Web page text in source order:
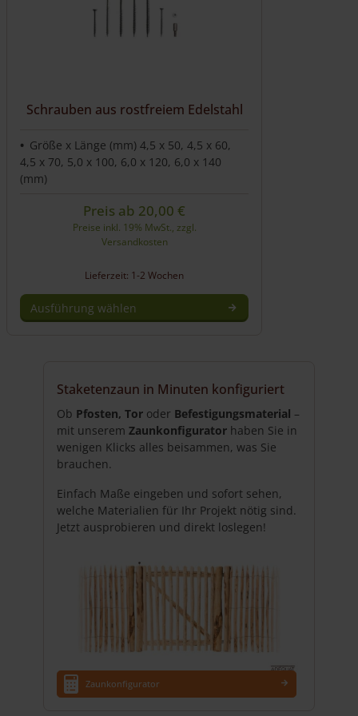
Schrauben aus rostfreiem Edelstahl
Größe x Länge (mm) 4,5 x 50, 4,5 x 60,
4,5 x 70, 5,0 x 100, 6,0 x 120, 6,0 x 140
(mm)
Preis ab 20,00 €
Preise inkl. 19% MwSt., zzgl.
Versandkosten
Lieferzeit: 1-2 Wochen
Ausführung wählen
Varianten
Optionen
können
Produktseite
gewählt
Staketenzaun in Minuten konfiguriert
Ob Pfosten, Tor oder Befestigungsmaterial –
mit unserem Zaunkonfigurator haben Sie in
wenigen Klicks alles beisammen, was Sie
brauchen.
Einfach Maße eingeben und sofort sehen,
welche Materialien für Ihr Projekt nötig sind.
Jetzt ausprobieren und direkt loslegen!
Zaunkonfigurator